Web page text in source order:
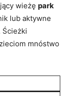
wieżę park
lub ⁤aktywne
Ścieżki
mnóstwo